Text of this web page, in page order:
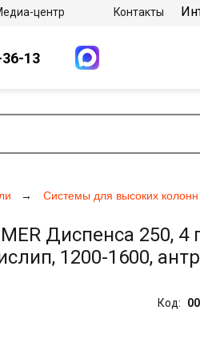
Системы для высоких колонн
Диспенса 250, 4
1200-1600,
Код:
центр Контакты
13